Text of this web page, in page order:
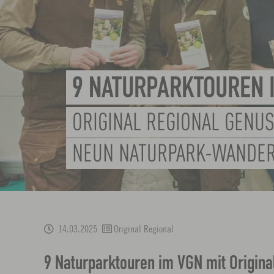
9 NATURPARKTOUREN
ORIGINAL REGIONAL
NEUN NATURPARK-
14.03.2025 Original Regional
9 Naturparktouren im VGN mit